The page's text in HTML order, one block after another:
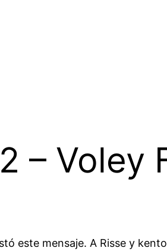
– Voley
este mensaje. A Risse y